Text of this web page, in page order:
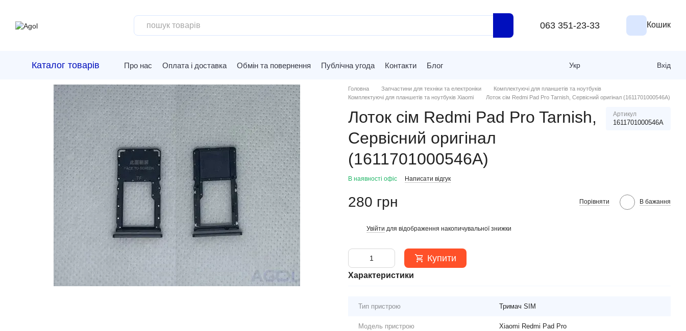
063 351-23-33 Кошик
Каталог товарів Про нас Оплата і доставка Обмін та повернення Публічна угода Контакти Блог Укр Вхід
Головна Запчастини для техніки та електроніки
Комплектуючі для планшетів та ноутбуків
Комплектуючі для планшетів та ноутбуків Xiaomi
Лоток сім Redmi Pad Pro Tarnish, Сервісний оригінал (1611701000546A)
Лоток сім Redmi Pad Pro Tarnish,
Сервісний оригінал
(1611701000546A)
Артикул
1611701000546A
В наявності офіс Написати відгук
280 грн Порівняти В бажання
Увійти для відображення накопичувальної знижки
Купити
Характеристики
Тип пристрою Тримач SIM
Модель пристрою Xiaomi Redmi Pad Pro